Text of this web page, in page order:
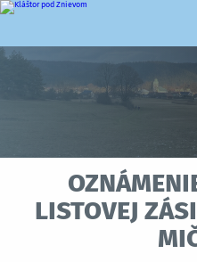
listovej